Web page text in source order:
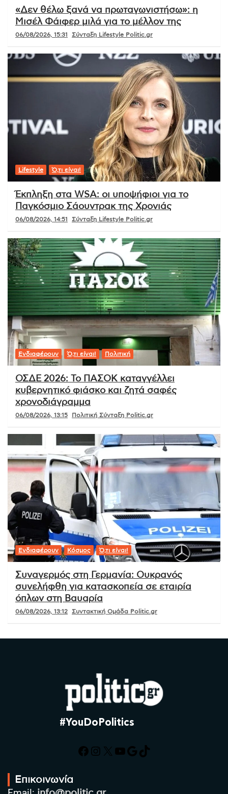
«Δεν θέλω ξανά να πρωταγωνιστήσω»: η
Μισέλ Φάιφερ μιλά για το μέλλον της
06/08/2026, 15:31 Σύνταξη Lifestyle Politic.gr
Lifestyle Ό,τι είναι!
Έκπληξη στα WSA: οι υποψήφιοι για το
Παγκόσμιο Σάουντρακ της Χρονιάς
06/08/2026, 14:51 Σύνταξη Lifestyle Politic.gr
Ενδιαφέρουν Ό,τι είναι! Πολιτική
ΟΣΔΕ 2026: Το ΠΑΣΟΚ καταγγέλλει
κυβερνητικό φιάσκο και ζητά σαφές
χρονοδιάγραμμα
06/08/2026, 13:15 Πολιτική Σύνταξη Politic.gr
Ενδιαφέρουν Κόσμος Ό,τι είναι!
Συναγερμός στη Γερμανία: Ουκρανός
συνελήφθη για κατασκοπεία σε εταιρία
όπλων στη Βαυαρία
06/08/2026, 13:12 Συντακτική Ομάδα Politic.gr
#YouDoPolitics
Facebook
Instagram
X YouTube
Google
TikTok
Επικοινωνία